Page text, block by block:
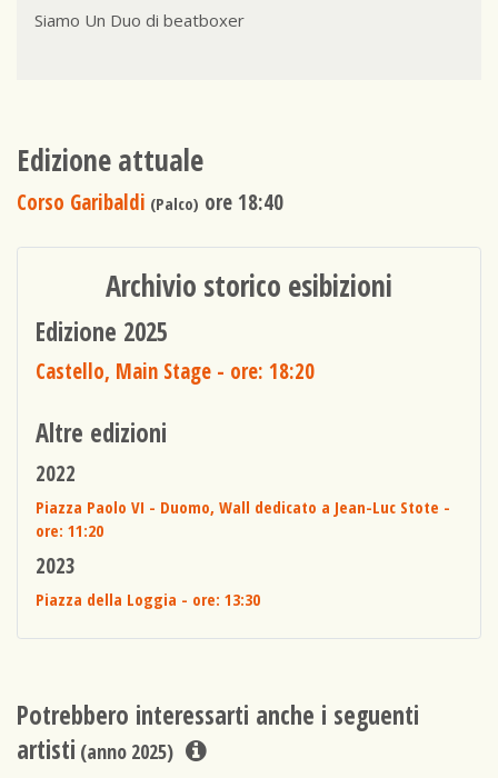
Siamo Un Duo di beatboxer
Edizione attuale
Corso Garibaldi (Palco) ore 18:40
Archivio storico esibizioni
Edizione 2025
Castello, Main Stage - ore: 18:20
Altre edizioni
2022
Piazza Paolo VI - Duomo, Wall dedicato a Jean-Luc Stote -
ore: 11:20
2023
Piazza della Loggia - ore: 13:30
Potrebbero interessarti anche i seguenti
artisti (anno 2025)